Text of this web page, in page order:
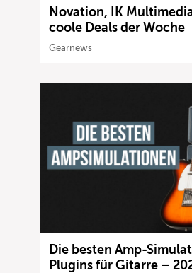
Novation, IK
coole Deals der Woche
Gearnews
Die besten Amp-
Plugins für Gitarre –